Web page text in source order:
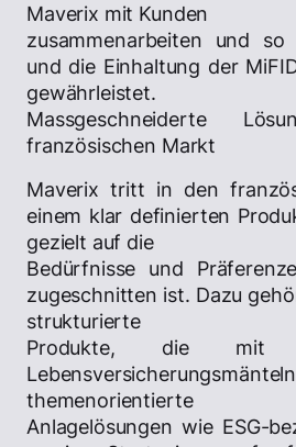
Maverix mit Kunden
zusammenarbeiten und
und die Einhaltung der
gewährleistet.
Massgeschneiderte
französischen Markt
Maverix tritt in den
einem klar definierten
gezielt auf die
Bedürfnisse und
zugeschnitten ist. Dazu
strukturierte
Produkte, die mit
themenorientierte
Anlagelösungen wie ESG-